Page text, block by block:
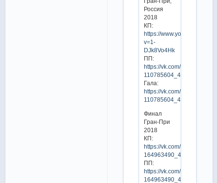
Россия
2018
КП:
https://www.youtube.com/
v=1-
DJk8Vo4Hk
ПП:
https://vk.com/video-
110785604_456242436
Гала:
https://vk.com/video-
110785604_456242445
Финал
Гран-При
2018
КП:
https://vk.com/video-
164963490_456239929
ПП:
https://vk.com/video-
164963490_456239947